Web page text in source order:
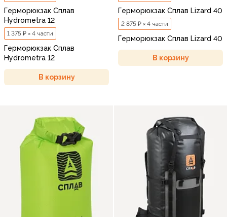
Герморюкзак Сплав
Hydrometra 12
1 375 ₽ × 4 части
Герморюкзак Сплав
Hydrometra 12
В корзину
Герморюкзак Сплав Lizard 40
2 875 ₽ × 4 части
Герморюкзак Сплав Lizard 40
В корзину